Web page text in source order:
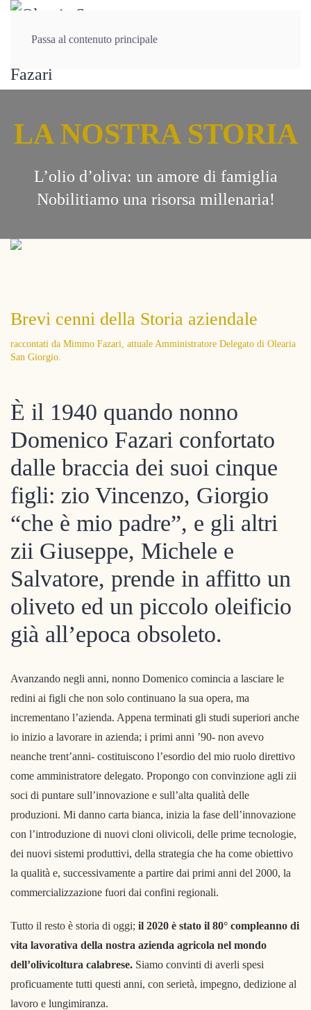
Passa al contenuto principale
LA NOSTRA STORIA
L’olio d’oliva: un amore di famiglia
Nobilitiamo una risorsa millenaria!
Brevi cenni della Storia aziendale
raccontati da Mimmo Fazari, attuale Amministratore Delegato di Olearia
San Giorgio.
È il 1940 quando nonno
Domenico Fazari confortato
dalle braccia dei suoi cinque
figli: zio Vincenzo, Giorgio
“che è mio padre”, e gli altri
zii Giuseppe, Michele e
Salvatore, prende in affitto un
oliveto ed un piccolo oleificio
già all’epoca obsoleto.
Avanzando negli anni, nonno Domenico comincia a lasciare le
redini ai figli che non solo continuano la sua opera, ma
incrementano l’azienda. Appena terminati gli studi superiori anche
io inizio a lavorare in azienda; i primi anni ’90- non avevo
neanche trent’anni- costituiscono l’esordio del mio ruolo direttivo
come amministratore delegato. Propongo con convinzione agli zii
soci di puntare sull’innovazione e sull’alta qualità delle
produzioni. Mi danno carta bianca, inizia la fase dell’innovazione
con l’introduzione di nuovi cloni olivicoli, delle prime tecnologie,
dei nuovi sistemi produttivi, della strategia che ha come obiettivo
la qualità e, successivamente a partire dai primi anni del 2000, la
commercializzazione fuori dai confini regionali.
Tutto il resto è storia di oggi; il 2020 è stato il 80° compleanno di
vita lavorativa della nostra azienda agricola nel mondo
dell’olivicoltura calabrese. Siamo convinti di averli spesi
proficuamente tutti questi anni, con serietà, impegno, dedizione al
lavoro e lungimiranza.